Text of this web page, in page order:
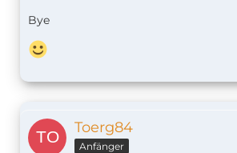
Bye
Toerg84
Anfänger